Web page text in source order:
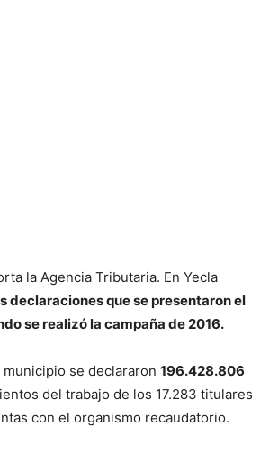
la Agencia Tributaria. En Yecla
declaraciones que se presentaron el
se realizó la campaña de 2016.
se declararon 196.428.806
del trabajo de los 17.283 titulares
con el organismo recaudatorio.